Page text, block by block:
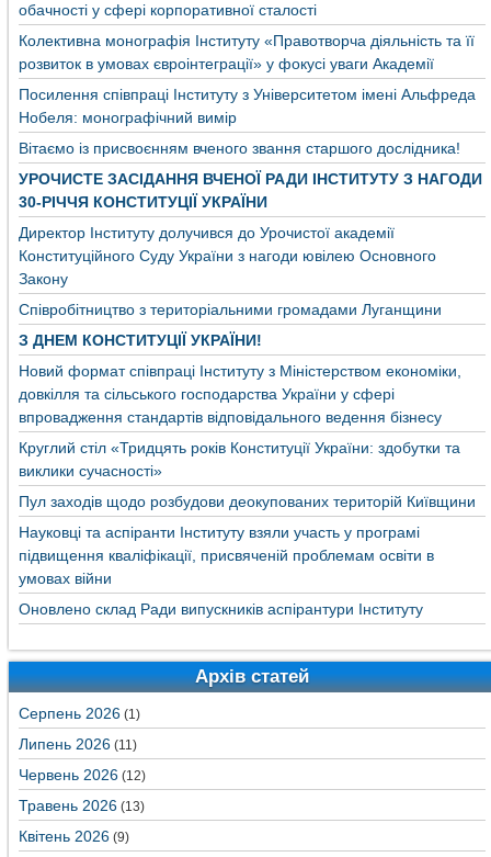
обачності у сфері корпоративної сталості
Колективна монографія Інституту «Правотворча діяльність та її
розвиток в умовах євроінтеграції» у фокусі уваги Академії
Посилення співпраці Інституту з Університетом імені Альфреда
Нобеля: монографічний вимір
Вітаємо із присвоєнням вченого звання старшого дослідника!
УРОЧИСТЕ ЗАСІДАННЯ ВЧЕНОЇ РАДИ ІНСТИТУТУ З НАГОДИ
30-РІЧЧЯ КОНСТИТУЦІЇ УКРАЇНИ
Директор Інституту долучився до Урочистої академії
Конституційного Суду України з нагоди ювілею Основного
Закону
Співробітництво з територіальними громадами Луганщини
З ДНЕМ КОНСТИТУЦІЇ УКРАЇНИ!
Новий формат співпраці Інституту з Міністерством економіки,
довкілля та сільського господарства України у сфері
впровадження стандартів відповідального ведення бізнесу
Круглий стіл «Тридцять років Конституції України: здобутки та
виклики сучасності»
Пул заходів щодо розбудови деокупованих територій Київщини
Науковці та аспіранти Інституту взяли участь у програмі
підвищення кваліфікації, присвяченій проблемам освіти в
умовах війни
Оновлено склад Ради випускників аспірантури Інституту
Архів статей
Серпень 2026 (1)
Липень 2026 (11)
Червень 2026 (12)
Травень 2026 (13)
Квітень 2026 (9)